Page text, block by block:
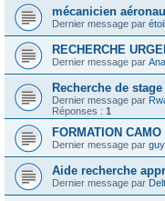
mécanicien
Dernier message par
RECHERCHE
Dernier message par
Recherche de stage
Dernier message par
Réponses : 1
FORMATION
Dernier message par
Aide recherche
Dernier message par